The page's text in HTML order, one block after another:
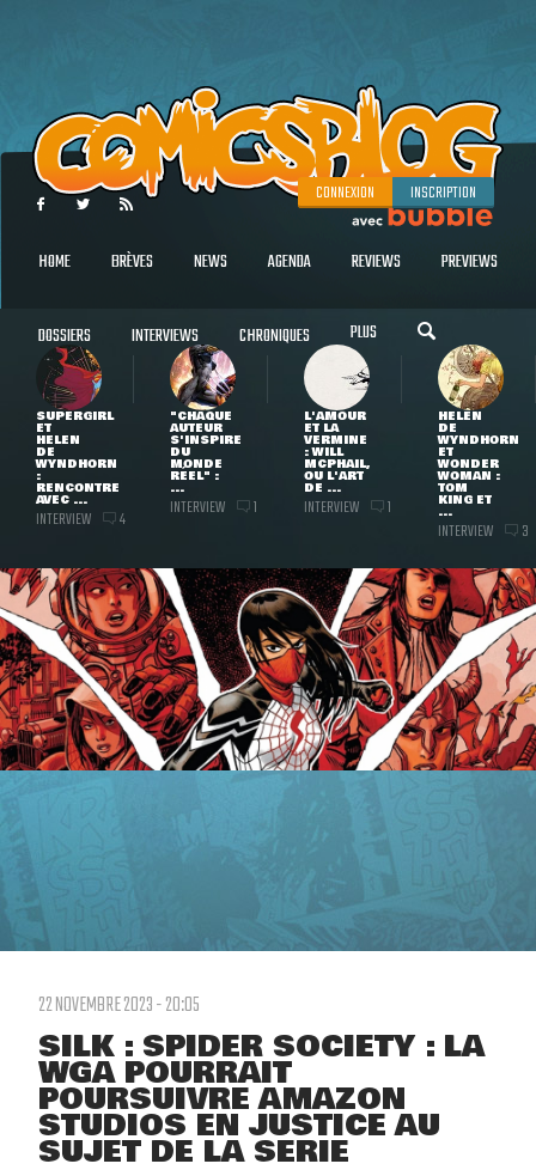
CONNEXION INSCRIPTION
HOME BRÈVES NEWS AGENDA REVIEWS PREVIEWS
DOSSIERS INTERVIEWS CHRONIQUES PLUS
SUPERGIRL
ET
HELEN
DE
WYNDHORN
:
RENCONTRE
AVEC ...
INTERVIEW 4
"CHAQUE
AUTEUR
S'INSPIRE
DU
MONDE
RÉEL" :
...
INTERVIEW 1
L'AMOUR
ET LA
VERMINE
: WILL
MCPHAIL,
OU L'ART
DE ...
INTERVIEW 1
HELEN
DE
WYNDHORN
ET
WONDER
WOMAN :
TOM
KING ET
...
INTERVIEW 3
22 NOVEMBRE 2023 - 20:05
SILK : SPIDER SOCIETY : LA
WGA POURRAIT
POURSUIVRE AMAZON
STUDIOS EN JUSTICE AU
SUJET DE LA SÉRIE